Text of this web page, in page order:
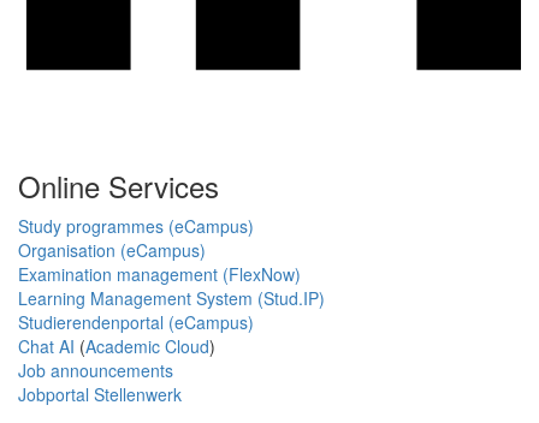
Online Services
Study programmes (eCampus)
Organisation (eCampus)
Examination management (FlexNow)
Learning Management System (Stud.IP)
Studierendenportal (eCampus)
Chat AI (Academic Cloud)
Job announcements
Jobportal Stellenwerk